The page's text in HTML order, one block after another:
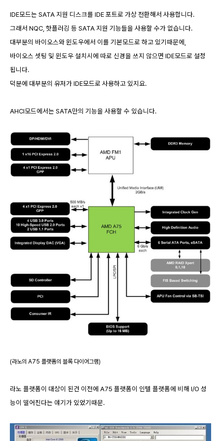
IDE모드는 SATA 지원 디스크를 IDE 포트로 가상 전환해서 사용합니다.
그래서 NQC, 핫플러깅 등 SATA 지원 기능들을 사용할 수가 없습니다.
대부분의 바이오스와 윈도우에서 이를 기본모드로 하고 있기때문에,
바이오스 셋팅 및 윈도우 설치시에 따로 신경을 쓰지 않으면 IDE모드로 설정
됩니다.
덕분에 대부분의 유저가 IDE모드로 사용하고 있지요.
AHCI모드에서는 SATA만의 기능을 사용할 수 있습니다.
(라노의 A75 플랫폼의 블록 다이어그램)
라노 플랫폼이 대상이 된건 이전에 A75 플랫폼이 인텔 플랫폼에 비해 I/O 성
능이 떨어진다는 얘기가 있었기때문.